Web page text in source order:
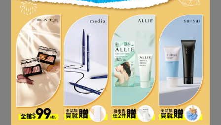
立即購買
媚點 柔焦
美顏UV妝
前乳
NT$297
NT$350
媚點 自然
光感美肌
BB霜
NT$340